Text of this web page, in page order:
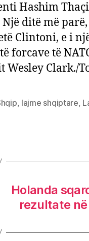
Hashim
ditë më
Clintoni, e i
forcave të
Clark./
, lajme shqiptare,
Holanda
rezultate